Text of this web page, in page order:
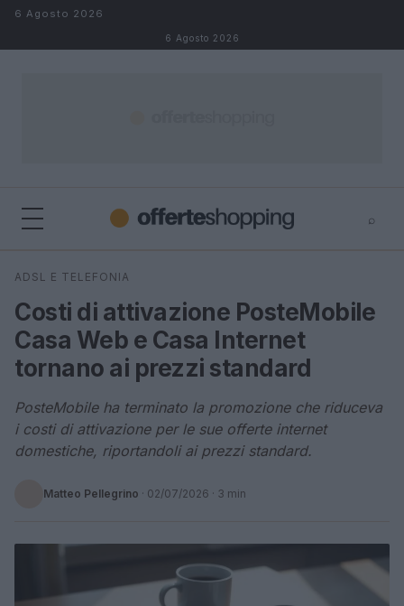
Salta al contenuto
6 Agosto 2026
6 Agosto 2026
⌕
Cerca
ADSL E TELEFONIA
Costi di attivazione PosteMobile
Casa Web e Casa Internet
tornano ai prezzi standard
PosteMobile ha terminato la promozione che riduceva
i costi di attivazione per le sue offerte internet
domestiche, riportandoli ai prezzi standard.
Matteo Pellegrino · 02/07/2026 · 3 min